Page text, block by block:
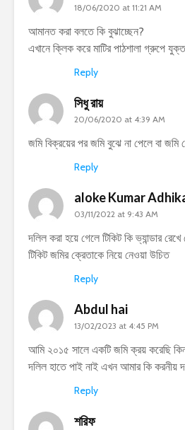
18/06/2020 at 11:21 AM
আমানত করা বলতে কি বুঝাচ্ছেন?
এখানে ক্লিক করে মাটির পাঠশালা গ্রুপে
Reply
সিধু রায়
20/06/2020 at 4:39 AM
জমি বিক্রয়ের পর জমি বুঝে না পেলে বা
Reply
aloke Kumar
03/11/2022 at 9:43 AM
দলিল করা হয়ে গেলে টিকিট কি ভ্যান্ডার
টিকিট জমির ক্রেতাকে নিয়ে নেওয়া উচিত
Reply
Abdul hai
13/02/2023 at 4:45 PM
আমি ২০১৫ সালে একটি জমি ক্রয় করেছি
দলিল হাতে পাই নাই এখন আমার কি করনীয়
Reply
শরিফ